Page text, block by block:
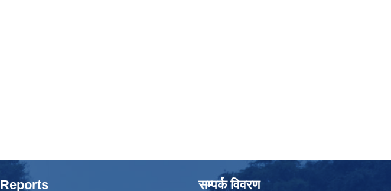
Reports सम्पर्क विवरण